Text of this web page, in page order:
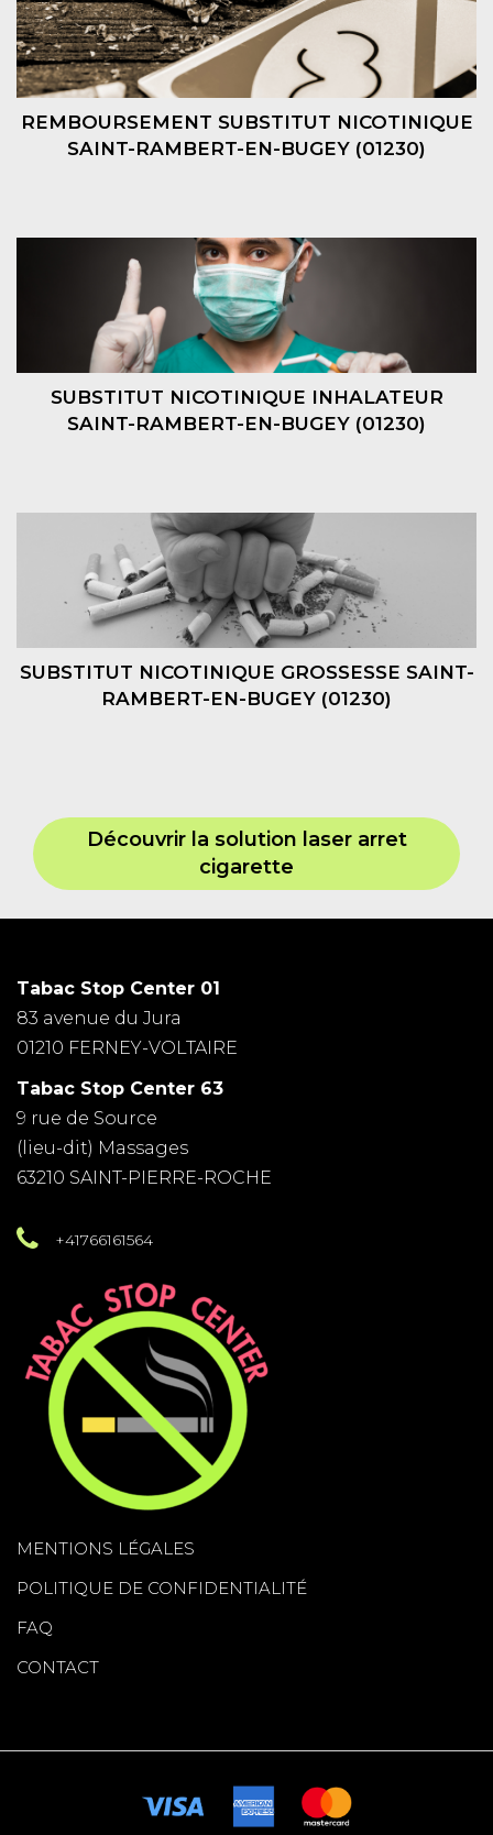
REMBOURSEMENT SUBSTITUT NICOTINIQUE
SAINT-RAMBERT-EN-BUGEY (01230)
SUBSTITUT NICOTINIQUE INHALATEUR
SAINT-RAMBERT-EN-BUGEY (01230)
SUBSTITUT NICOTINIQUE GROSSESSE SAINT-
RAMBERT-EN-BUGEY (01230)
Découvrir la solution laser arret
cigarette
Tabac Stop Center 01
83 avenue du Jura
01210 FERNEY-VOLTAIRE
Tabac Stop Center 63
9 rue de Source
(lieu-dit) Massages
63210 SAINT-PIERRE-ROCHE
+41766161564
MENTIONS LÉGALES
POLITIQUE DE CONFIDENTIALITÉ
FAQ
CONTACT